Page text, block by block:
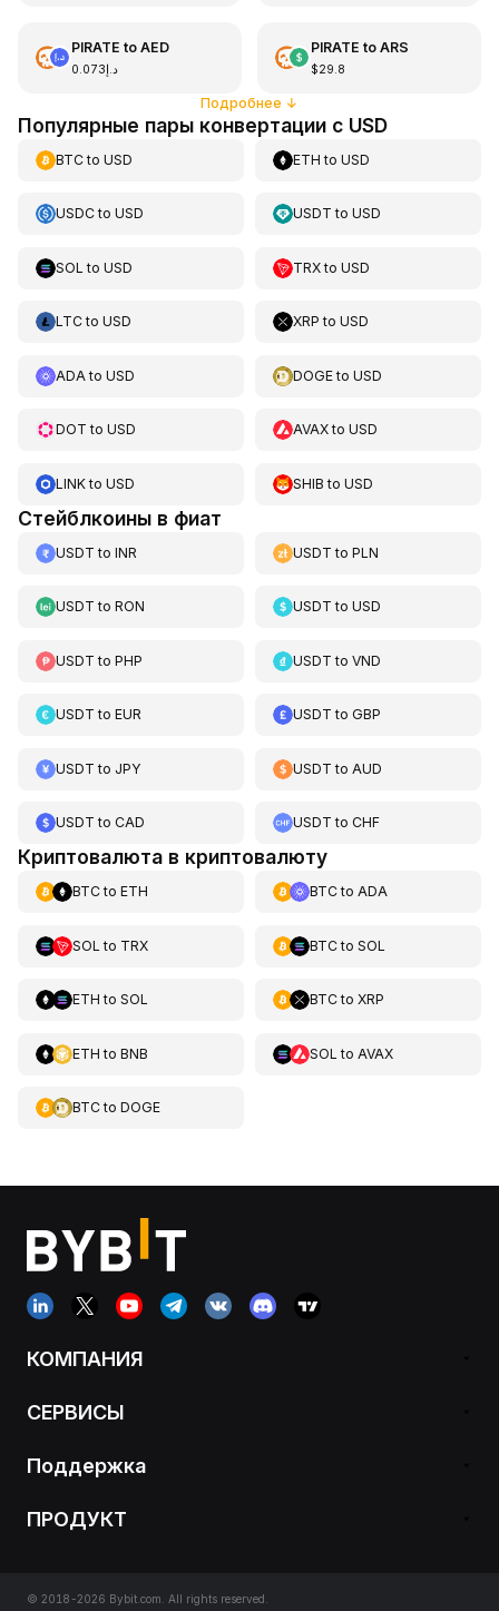
PIRATE to AED
د.إ0.073
PIRATE to ARS
$29.8
Подробнее ↓
Популярные пары конвертации с USD
BTCto USD ETH toUSD
USDCto USD USDT toUSD
SOL to USD TRXtoUSD
LTCto USD XRP toUSD
ADA to USD DOGEtoUSD
DOT to USD AVAXtoUSD
LINKto USD SHIB toUSD
Стейблкоины в фиат
USDT to INR USDT toPLN
USDT to RON USDT toUSD
USDT to PHP USDT toVND
USDT to EUR USDT toGBP
USDT to JPY USDT to AUD
USDT to CAD USDT toCHF
Криптовалюта в криптовалюту
BTCto ETH BTCto ADA
SOL to TRX BTCto SOL
ETH to SOL BTCto XRP
ETH to BNB SOL to AVAX
BTCto DOGE
КОМПАНИЯ
СЕРВИСЫ
Поддержка
ПРОДУКТ
© 2018-2026 Bybit.com. All rights reserved.